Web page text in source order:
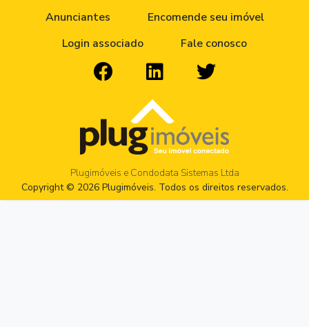
Anunciantes
Encomende seu imóvel
Login associado
Fale conosco
Plugimóveis e Condodata Sistemas Ltda
Copyright © 2026 Plugimóveis. Todos os direitos reservados.